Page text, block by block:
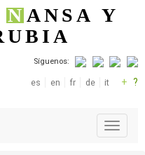
principal
NANSA Y
Síguenos:
es en fr de it + ?
T
o